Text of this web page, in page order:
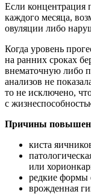
Если концентрация
каждого месяца,
овуляции либо
Когда уровень
на ранних сроках
внематочную либо
анализов не
то не исключено,
с
Причины
киста
или
редкие формы
врожденная